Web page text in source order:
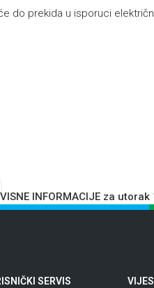
do prekida u isporuci
INFORMACIJE za
SERVIS